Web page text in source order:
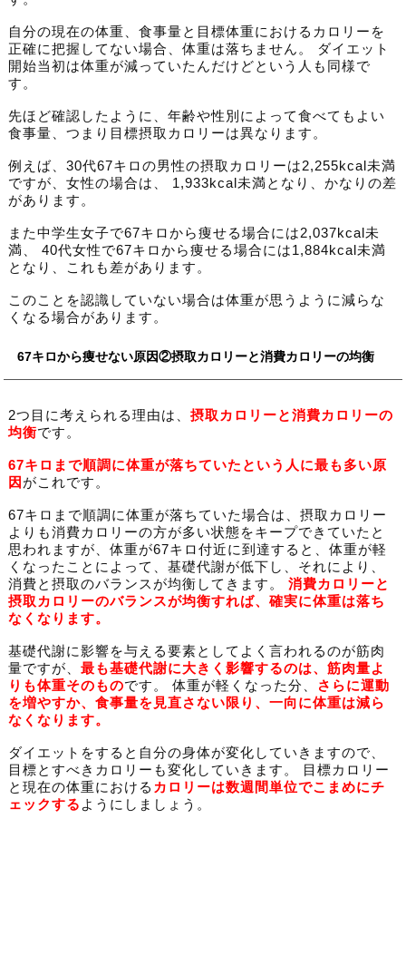
自分の現在の体重、食事量と目標体重におけるカロリーを
正確に把握してない場合、体重は落ちません。 ダイエット
開始当初は体重が減っていたんだけどという人も同様で
す。
先ほど確認したように、年齢や性別によって食べてもよい
食事量、つまり目標摂取カロリーは異なります。
例えば、30代67キロの男性の摂取カロリーは2,255kcal未満
ですが、女性の場合は、 1,933kcal未満となり、かなりの差
があります。
また中学生女子で67キロから痩せる場合には2,037kcal未
満、 40代女性で67キロから痩せる場合には1,884kcal未満
となり、これも差があります。
このことを認識していない場合は体重が思うように減らな
くなる場合があります。
67キロから痩せない原因②摂取カロリーと消費カロリーの均衡
2つ目に考えられる理由は、 摂取カロリーと消費カロリーの
均衡です。
67キロまで順調に体重が落ちていたという人に最も多い原
因 がこれです。
67キロまで順調に体重が落ちていた場合は、摂取カロリー
よりも消費カロリーの方が多い状態をキープできていたと
思われますが、体重が67キロ付近に到達すると、体重が軽
くなったことによって、基礎代謝が低下し、それにより、
消費と摂取のバランスが均衡してきます。 消費カロリーと
摂取カロリーのバランスが均衡すれば、確実に体重は落ち
なくなります。
基礎代謝に影響を与える要素としてよく言われるのが筋肉
量ですが、 最も基礎代謝に大きく影響するのは、筋肉量よ
りも体重そのものです。 体重が軽くなった分、
さらに運動
を増やすか、食事量を見直さない限り、一向に体重は減ら
なくなります。
ダイエットをすると自分の身体が変化していきますので、
目標とすべきカロリーも変化していきます。 目標カロリー
と現在の体重における カロリーは数週間単位でこまめにチ
ェックする ようにしましょう。